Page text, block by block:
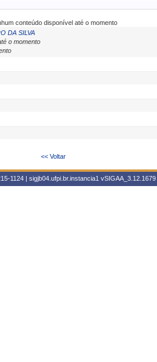
conteúdo disponível até o momento
DA SILVA
o momento
<< Voltar
1124 | sigjb04.ufpi.br.instancia1 vSIGAA_3.12.1679